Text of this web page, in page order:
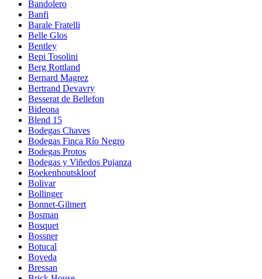
Bandolero
Banfi
Barale Fratelli
Belle Glos
Bentley
Bepi Tosolini
Berg Rottland
Bernard Magrez
Bertrand Devavry
Besserat de Bellefon
Bideona
Blend 15
Bodegas Chaves
Bodegas Finca Río Negro
Bodegas Protos
Bodegas y Viñedos Pujanza
Boekenhoutskloof
Bolivar
Bollinger
Bonnet-Gilmert
Bosman
Bosquet
Bossner
Botucal
Boveda
Bressan